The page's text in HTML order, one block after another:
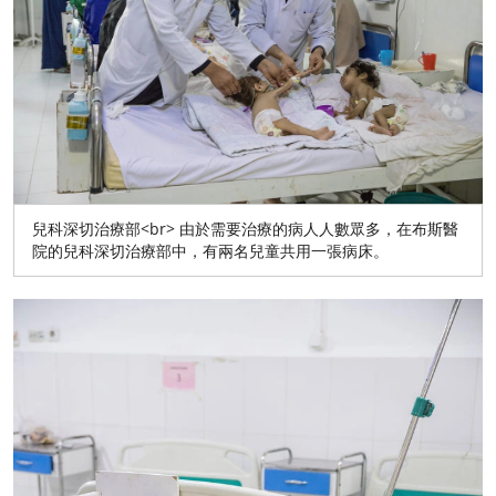
兒科深切治療部<br> 由於需要治療的病人人數眾多，在布斯醫
院的兒科深切治療部中，有兩名兒童共用一張病床。